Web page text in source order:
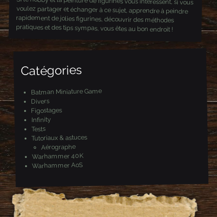
pratiques et des tips sympas, vous êtes au bon endroit !
Catégories
Batman Miniature Game
Divers
Figostages
Infinity
Tests
Tutoriaux & astuces
Aérographe
Warhammer 40K
Warhammer AoS